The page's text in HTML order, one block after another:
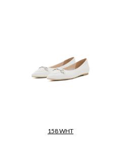
158 WHT